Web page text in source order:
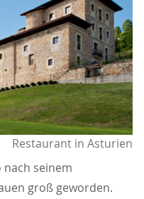
Restaurant in Asturien
seinem
groß geworden.